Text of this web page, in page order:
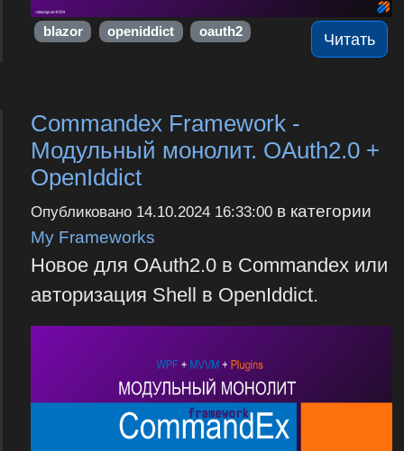
Читать
blazor openiddict oauth2
Commandex Framework -
Модульный монолит. OAuth2.0 +
OpenIddict
Опубликовано 14.10.2024 16:33:00в категории
My Frameworks
Новое для OAuth2.0 в Commandex или
авторизация Shell в OpenIddict.